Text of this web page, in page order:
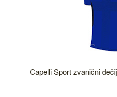
Capelli Sport zvanični